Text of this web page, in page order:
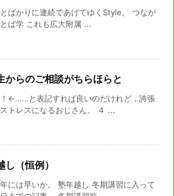
ばかりに連続であげてゆくStyle。 つなが
ば学 これも広大附属 ...
からのご相談がちらほらと
←……と表記すれば良いのだけれど，誇張
トレスになるおじさん。 ４ ...
し（恒例）
には早いか。 塾年越し 冬期講習に入って